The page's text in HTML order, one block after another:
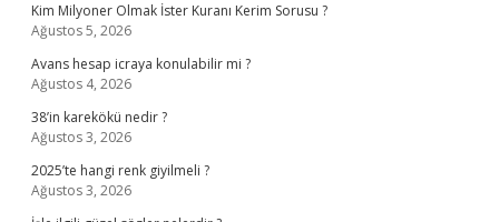
Kim Milyoner Olmak İster Kuranı Kerim Sorusu ?
Ağustos 5, 2026
Avans hesap icraya konulabilir mi ?
Ağustos 4, 2026
38’in karekökü nedir ?
Ağustos 3, 2026
2025’te hangi renk giyilmeli ?
Ağustos 3, 2026